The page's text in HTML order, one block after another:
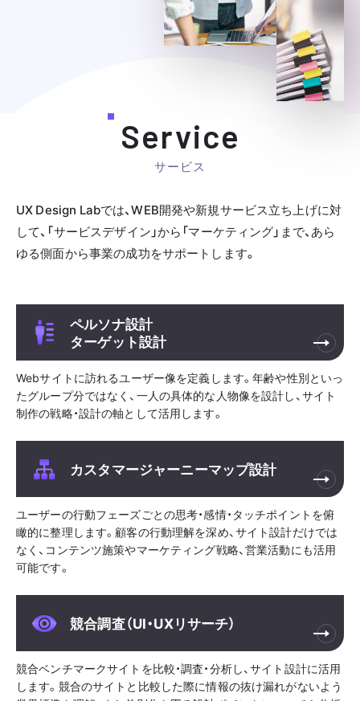
Service
サービス
UX Design Labでは、WEB開発や新規サービス立ち上げに対
して、 「サービスデザイン」から「マーケティング」まで、あら
ゆる側面から事業の成功をサポートします。
ペルソナ設計
ターゲット設計
Webサイトに訪れるユーザー像を定義します。年齢や性別といっ
たグループ分ではなく、一人の具体的な人物像を設計し、サイト
制作の戦略・設計の軸として活用します。
カスタマージャーニーマップ設計
ユーザーの行動フェーズごとの思考・感情・タッチポイントを俯
瞰的に整理します。顧客の行動理解を深め、サイト設計だけでは
なく、コンテンツ施策やマーケティング戦略、営業活動にも活用
可能です。
競合調査（UI・UXリサーチ）
競合ベンチマークサイトを比較・調査・分析し、サイト設計に活用
します。競合のサイトと比較した際に情報の抜け漏れがないよう